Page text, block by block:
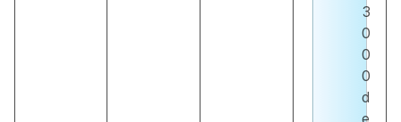
3
0
0
0
d
e